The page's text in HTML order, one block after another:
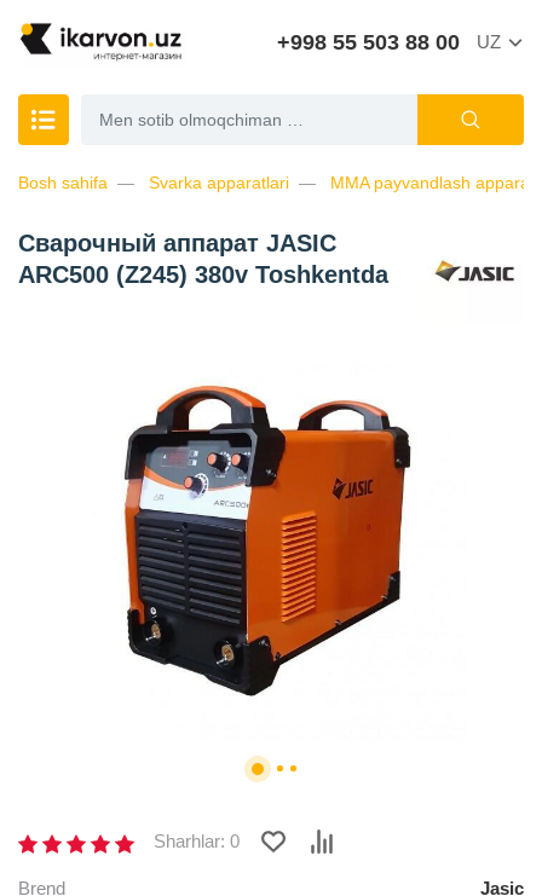
+998 55 503 88 00 UZ
Bosh sahifa Svarka apparatlari MMA payvandlash
Сварочный аппарат JASIC
ARC500 (Z245) 380v Toshkentda
Sharhlar: 0
Brend Jasic